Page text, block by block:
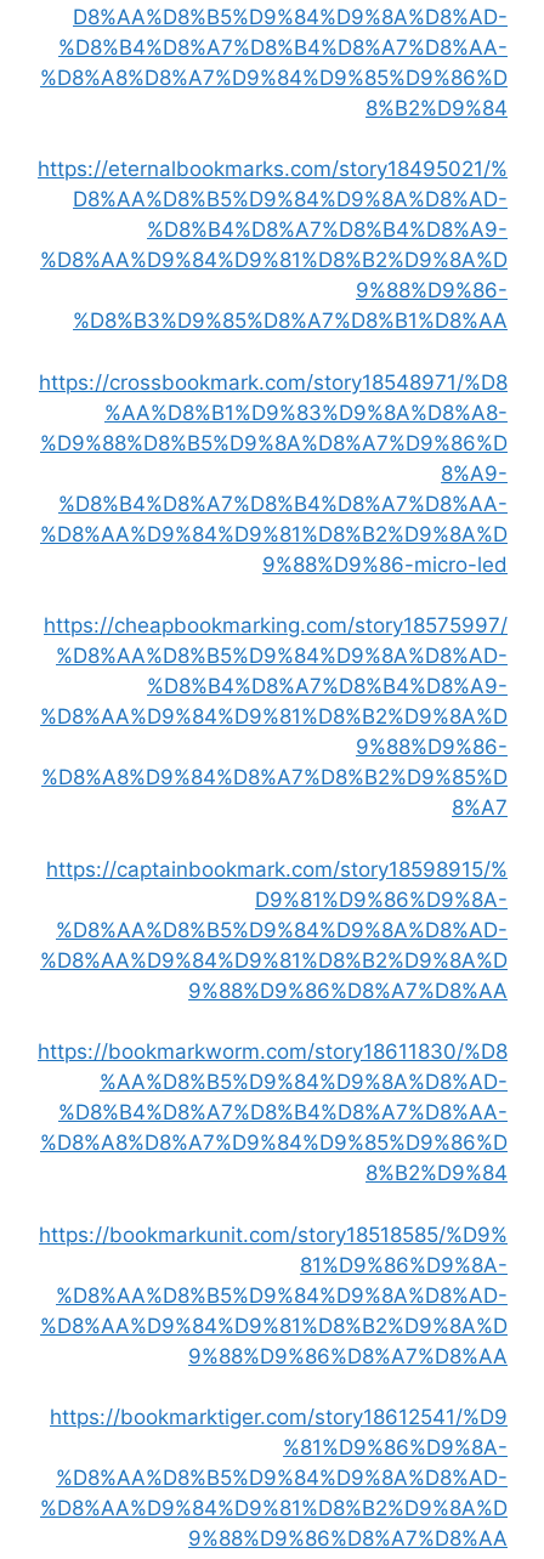
D8%AA%D8%B5%D9%84%D9%8A%D8%AD-
%D8%B4%D8%A7%D8%B4%D8%A7%D8%AA-
%D8%A8%D8%A7%D9%84%D9%85%D9%86%D
8%B2%D9%84
https://eternalbookmarks.com/story18495021/%
D8%AA%D8%B5%D9%84%D9%8A%D8%AD-
%D8%B4%D8%A7%D8%B4%D8%A9-
%D8%AA%D9%84%D9%81%D8%B2%D9%8A%D
9%88%D9%86-
%D8%B3%D9%85%D8%A7%D8%B1%D8%AA
https://crossbookmark.com/story18548971/%D8
%AA%D8%B1%D9%83%D9%8A%D8%A8-
%D9%88%D8%B5%D9%8A%D8%A7%D9%86%D
8%A9-
%D8%B4%D8%A7%D8%B4%D8%A7%D8%AA-
%D8%AA%D9%84%D9%81%D8%B2%D9%8A%D
9%88%D9%86-micro-led
https://cheapbookmarking.com/story18575997/
%D8%AA%D8%B5%D9%84%D9%8A%D8%AD-
%D8%B4%D8%A7%D8%B4%D8%A9-
%D8%AA%D9%84%D9%81%D8%B2%D9%8A%D
9%88%D9%86-
%D8%A8%D9%84%D8%A7%D8%B2%D9%85%D
8%A7
https://captainbookmark.com/story18598915/%
D9%81%D9%86%D9%8A-
%D8%AA%D8%B5%D9%84%D9%8A%D8%AD-
%D8%AA%D9%84%D9%81%D8%B2%D9%8A%D
9%88%D9%86%D8%A7%D8%AA
https://bookmarkworm.com/story18611830/%D8
%AA%D8%B5%D9%84%D9%8A%D8%AD-
%D8%B4%D8%A7%D8%B4%D8%A7%D8%AA-
%D8%A8%D8%A7%D9%84%D9%85%D9%86%D
8%B2%D9%84
https://bookmarkunit.com/story18518585/%D9%
81%D9%86%D9%8A-
%D8%AA%D8%B5%D9%84%D9%8A%D8%AD-
%D8%AA%D9%84%D9%81%D8%B2%D9%8A%D
9%88%D9%86%D8%A7%D8%AA
https://bookmarktiger.com/story18612541/%D9
%81%D9%86%D9%8A-
%D8%AA%D8%B5%D9%84%D9%8A%D8%AD-
%D8%AA%D9%84%D9%81%D8%B2%D9%8A%D
9%88%D9%86%D8%A7%D8%AA